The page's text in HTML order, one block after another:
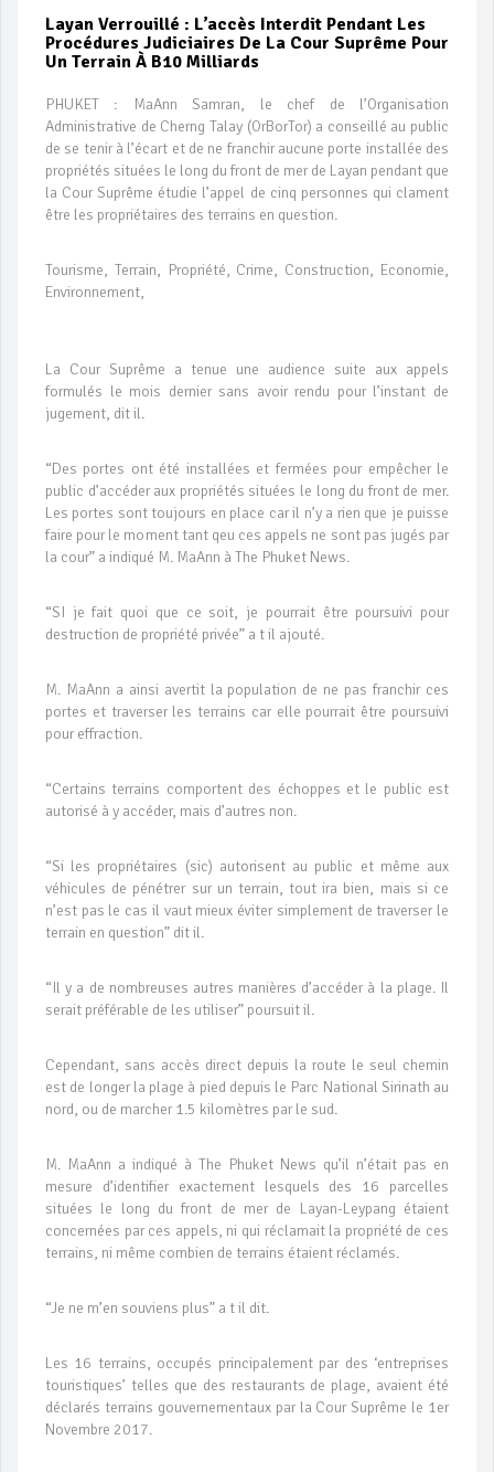
Layan Verrouillé : L’accès Interdit Pendant Les
Procédures Judiciaires De La Cour Suprême Pour
Un Terrain À B10 Milliards
PHUKET : MaAnn Samran, le chef de l’Organisation
Administrative de Cherng Talay (OrBorTor) a conseillé au public
de se tenir à l’écart et de ne franchir aucune porte installée des
propriétés situées le long du front de mer de Layan pendant que
la Cour Suprême étudie l’appel de cinq personnes qui clament
être les propriétaires des terrains en question.
Tourisme, Terrain, Propriété, Crime, Construction, Economie,
Environnement,
La Cour Suprême a tenue une audience suite aux appels
formulés le mois dernier sans avoir rendu pour l’instant de
jugement, dit il.
“Des portes ont été installées et fermées pour empêcher le
public d’accéder aux propriétés situées le long du front de mer.
Les portes sont toujours en place car il n’y a rien que je puisse
faire pour le moment tant qeu ces appels ne sont pas jugés par
la cour” a indiqué M. MaAnn à The Phuket News.
“SI je fait quoi que ce soit, je pourrait être poursuivi pour
destruction de propriété privée” a t il ajouté.
M. MaAnn a ainsi avertit la population de ne pas franchir ces
portes et traverser les terrains car elle pourrait être poursuivi
pour effraction.
“Certains terrains comportent des échoppes et le public est
autorisé à y accéder, mais d’autres non.
“Si les propriétaires (sic) autorisent au public et même aux
véhicules de pénétrer sur un terrain, tout ira bien, mais si ce
n’est pas le cas il vaut mieux éviter simplement de traverser le
terrain en question” dit il.
“Il y a de nombreuses autres manières d’accéder à la plage. Il
serait préférable de les utiliser” poursuit il.
Cependant, sans accès direct depuis la route le seul chemin
est de longer la plage à pied depuis le Parc National Sirinath au
nord, ou de marcher 1.5 kilomètres par le sud.
M. MaAnn a indiqué à The Phuket News qu’il n’était pas en
mesure d’identifier exactement lesquels des 16 parcelles
situées le long du front de mer de Layan-Leypang étaient
concernées par ces appels, ni qui réclamait la propriété de ces
terrains, ni même combien de terrains étaient réclamés.
“Je ne m’en souviens plus” a t il dit.
Les 16 terrains, occupés principalement par des ‘entreprises
touristiques’ telles que des restaurants de plage, avaient été
déclarés terrains gouvernementaux par la Cour Suprême le 1er
Novembre 2017.